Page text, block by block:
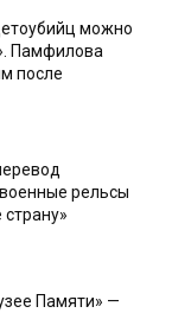
можно
Памфилова
после
рельсы
Памяти» —